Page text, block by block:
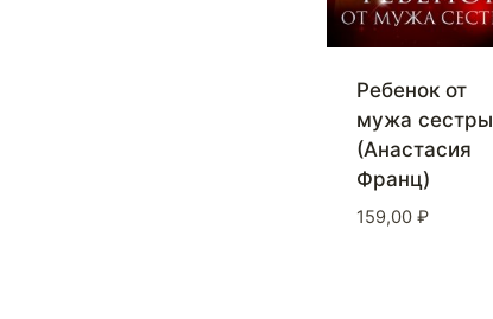
Ребенок от
мужа сестры
(Анастасия
Франц)
159,00 ₽